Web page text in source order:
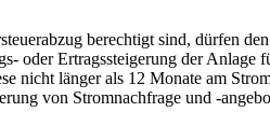
berechtigt sind, dürfen
oder Ertragssteigerung der Anlage
nicht länger als 12 Monate am
von Stromnachfrage und -